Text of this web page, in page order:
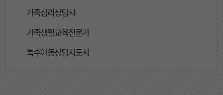
가족심리상담사
가족생활교육전문가
특수아동상담지도사